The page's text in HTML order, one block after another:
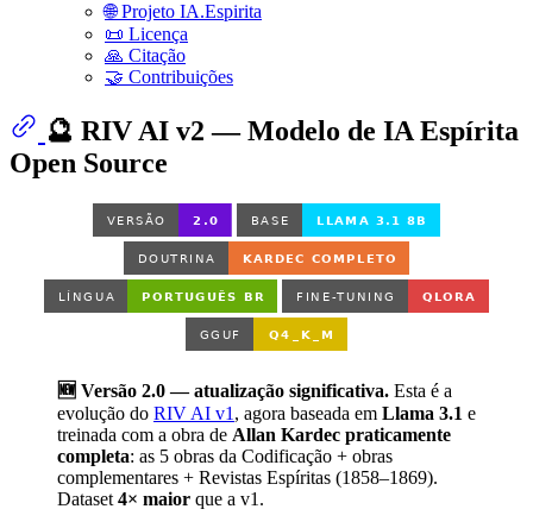
🌐 Projeto IA.Espirita
📜 Licença
🙏 Citação
🤝 Contribuições
🔮 RIV AI v2 — Modelo de IA Espírita
Open Source
🆕 Versão 2.0 — atualização significativa. Esta é a
evolução do RIV AI v1 , agora baseada em Llama 3.1 e
treinada com a obra de Allan Kardec praticamente
completa: as 5 obras da Codificação + obras
complementares + Revistas Espíritas (1858–1869).
Dataset 4× maior que a v1.